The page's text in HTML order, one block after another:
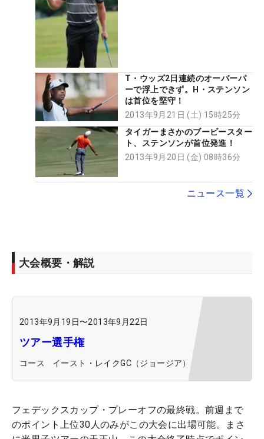
T・ウッズ2日連続のオーバーパ
ーで浮上できず。H・ステンソン
は首位を堅守！
2013年9月21日 (土) 15時25分
タイガーまさかのブービースター
ト、ステンソンが首位発進！
2013年9月20日 (金) 08時36分
ニュース一覧
大会概要・解説
2013年9月19日〜2013年9月22日
ツアー選手権
コース イースト・レイクGC（ジョージア）
フェデックスカップ・プレーオフの最終戦。前週まで
のポイント上位30人のみがこの大会に出場可能。まさ